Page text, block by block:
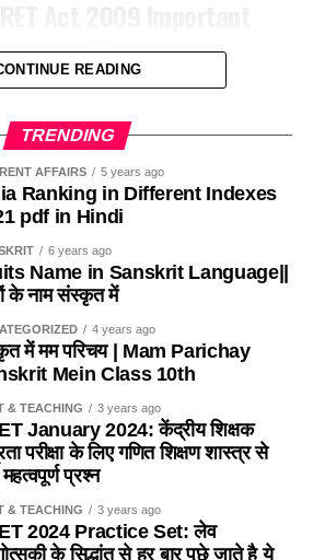
देने के लिए
के लिए
कीट मधुमक्खीयाँ की भाँती कॉलोनी (बस्ती)
/ Which of the following insects
in a colony (colony) like bees?
CTET Exam
के अनुसार सरकारी विद्यालयों में कुल
अधिक खाली नहीं होंगे?According to
2009, not more than 20% of the
government schools will be
विद्यार्थी है, तो प्रधानाध्यापक सहित
होगी ?/If there are 151 students in
will be the number of teachers
READING
TRENDING
AFFAIRS 5 years ago
Ranking in Different Indexes
pdf in Hindi
6 years ago
Name in Sanskrit Language||
के नाम संस्कृत में
4 years ago
में मम परिचय | Mam Parichay
Mein Class 10th
& TEACHING 3 years ago
January 2024: केंद्रीय शिक्षक
परीक्षा के लिए गणित शिक्षण शास्त्र से
प्रश्न
& TEACHING 3 years ago
2024 Practice Set: लेव
के सिद्धांत से हर बार पूछे जाते है ये